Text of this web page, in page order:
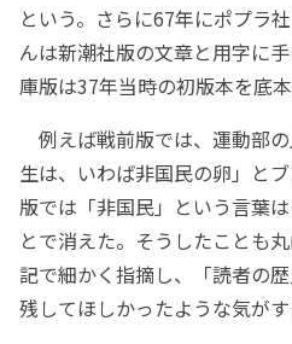
という。さらに67年にポプラ
んは新潮社版の文章と用字に
庫版は37年当時の初版本を底本
例えば戦前版では、運動部
生は、いわば非国民の卵」と
版では「非国民」という言葉
とで消えた。そうしたことも
記で細かく指摘し、「読者の
残してほしかったような気がす